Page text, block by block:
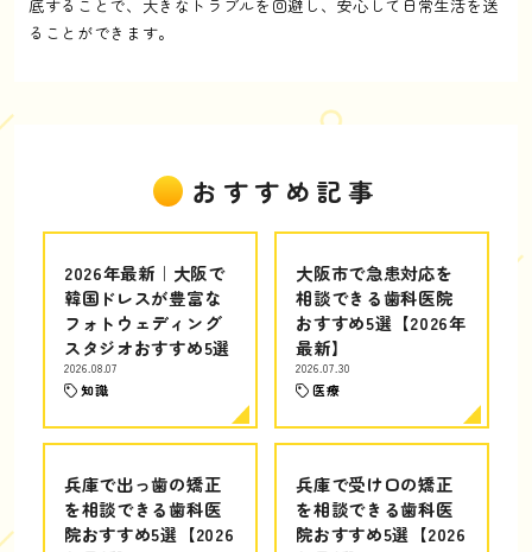
底することで、大きなトラブルを回避し、安心して日常生活を送
ることができます。
おすすめ記事
2026年最新｜大阪で
韓国ドレスが豊富な
フォトウェディング
スタジオおすすめ5選
2026.08.07
知識
大阪市で急患対応を
相談できる歯科医院
おすすめ5選【2026年
最新】
2026.07.30
医療
兵庫で出っ歯の矯正
を相談できる歯科医
院おすすめ5選【2026
兵庫で受け口の矯正
を相談できる歯科医
院おすすめ5選【2026